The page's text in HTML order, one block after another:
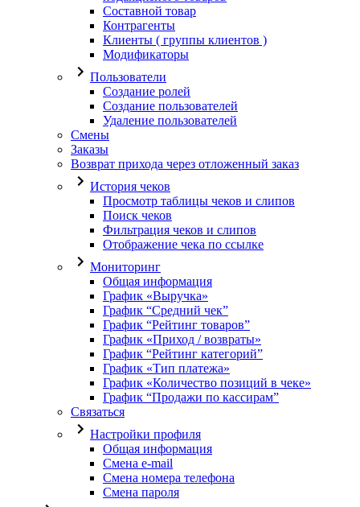
Составной товар
Контрагенты
Клиенты ( группы клиентов )
Модификаторы
Пользователи
Создание ролей
Создание пользователей
Удаление пользователей
Смены
Заказы
Возврат прихода через отложенный заказ
История чеков
Просмотр таблицы чеков и слипов
Поиск чеков
Фильтрация чеков и слипов
Отображение чека по ссылке
Мониторинг
Общая информация
График «Выручка»
График “Средний чек”
График “Рейтинг товаров”
График «Приход / возвраты»
График “Рейтинг категорий”
График «Тип платежа»
График «Количество позиций в чеке»
График “Продажи по кассирам”
Связаться
Настройки профиля
Общая информация
Смена e-mail
Смена номера телефона
Смена пароля